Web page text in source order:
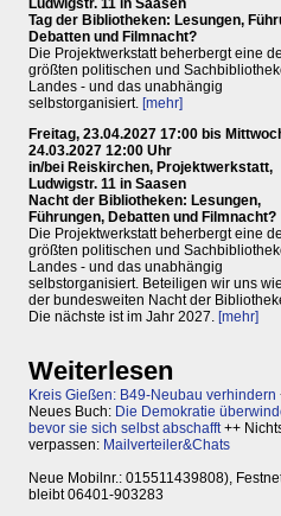
Ludwigstr. 11 in Saasen
Tag der Bibliotheken: Lesungen,
Debatten und Filmnacht?
Die Projektwerkstatt beherbergt eine
größten politischen und
Landes - und das unabhängig
selbstorganisiert. [mehr]
Freitag, 23.04.2027 17:00 bis
24.03.2027 12:00 Uhr
in/bei Reiskirchen, Projektwerkstatt,
Ludwigstr. 11 in Saasen
Nacht der Bibliotheken: Lesungen,
Führungen, Debatten und Filmnacht?
Die Projektwerkstatt beherbergt eine
größten politischen und
Landes - und das unabhängig
selbstorganisiert. Beteiligen wir uns
der bundesweiten Nacht der
Die nächste ist im Jahr 2027. [mehr]
Weiterlesen
Kreis Gießen: B49-Neubau verhindern
Neues Buch: Die Demokratie
bevor sie sich selbst abschafft++
verpassen: Mailverteiler&Chats
Neue Mobilnr.: 015511439808),
bleibt 06401-903283